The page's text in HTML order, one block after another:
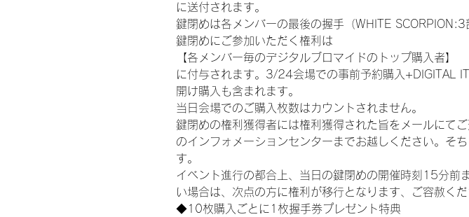
に送付されます。
鍵閉めは各メンバーの最後の握手（WHITE SCORPION:3
鍵閉めにご参加いただく権利は
【各メンバー毎のデジタルブロマイドのトップ購入者】
に付与されます。3/24会場での事前予約購入+DIGITAL
開け購入も含まれます。
当日会場でのご購入枚数はカウントされません。
鍵閉めの権利獲得者には権利獲得された旨をメールにて
のインフォメーションセンターまでお越しください。そ
す。
イベント進行の都合上、当日の鍵閉めの開催時刻15分前
い場合は、次点の方に権利が移行となります、ご容赦くだ
◆10枚購入ごとに1枚握手券プレゼント特典